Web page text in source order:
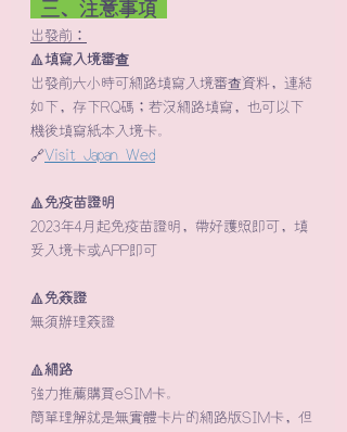
三、注意事項
出發前：
🔺填寫入境審查
出發前六小時可網路填寫入境審查資料，連結
如下​，存下RQ碼；若沒網路填寫，也可以下
機後填寫紙本入境卡。
🔗Visit Japan Wed
🔺 免疫苗證明
2023年4月起免疫苗證明，帶好護照即可，填
妥入境卡或APP即可
🔺 免簽證
無須辦理簽證
🔺網路
強力推薦購買eSIM卡。
簡單理解就是無實體卡片的網路版SIM卡，但